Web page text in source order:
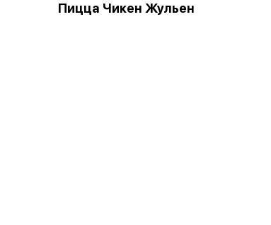
Пицца Чикен Жульен